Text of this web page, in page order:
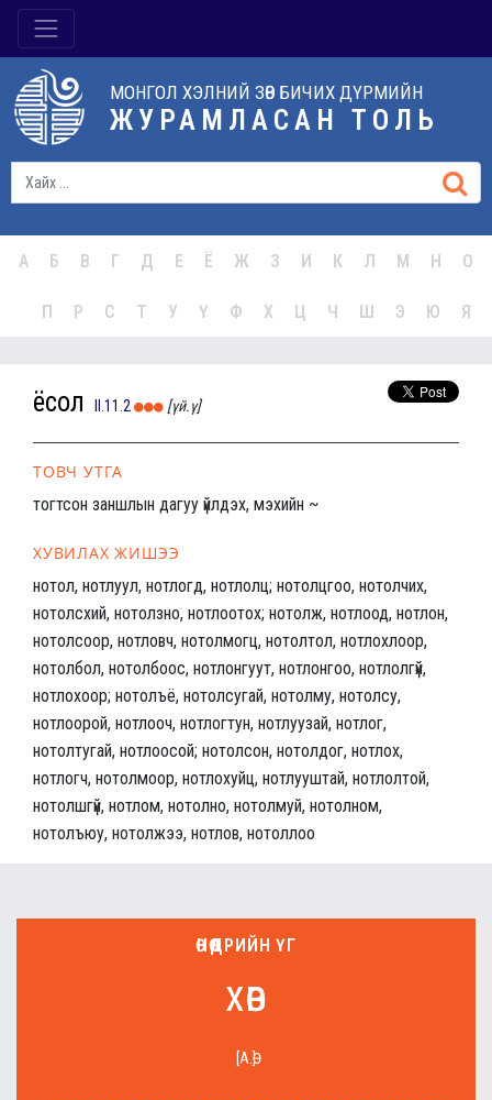
МОНГОЛ ХЭЛНИЙ ЗӨВ БИЧИХ ДҮРМИЙН
ЖУРАМЛАСАН ТОЛЬ
А Б В Г Д Е Ё Ж З И К Л М Н О
П Р С Т У Ү Ф Х Ц Ч Ш Э Ю Я
ёсол II.11.2 [үй.ү]
ТОВЧ УТГА
тогтсон заншлын дагуу үйлдэх, мэхийн ~
ХУВИЛАХ ЖИШЭЭ
нотол, нотлуул, нотлогд, нотлолц; нотолцгоо, нотолчих,
нотолсхий, нотолзно, нотлоотох; нотолж, нотлоод, нотлон,
нотолсоор, нотловч, нотолмогц, нотолтол, нотлохлоор,
нотолбол, нотолбоос, нотлонгуут, нотлонгоо, нотлолгүй,
нотлохоор; нотолъё, нотолсугай, нотолму, нотолсу,
нотлоорой, нотлооч, нотлогтун, нотлуузай, нотлог,
нотолтугай, нотлоосой; нотолсон, нотолдог, нотлох,
нотлогч, нотолмоор, нотлохуйц, нотлууштай, нотлолтой,
нотолшгүй, нотлом, нотолно, нотолмуй, нотолном,
нотолъюу, нотолжээ, нотлов, нотоллоо
ӨНӨӨДРИЙН ҮГ
хөв
[А.Ө]